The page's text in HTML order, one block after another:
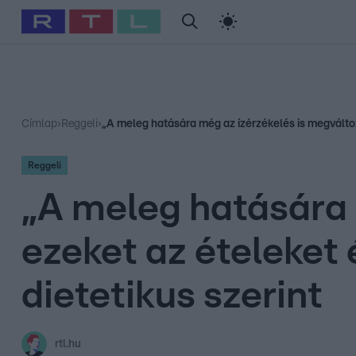
Babits Marcella Szellő István Most Wanted
Címlap› Reggeli›„A meleg hatására még az ízérzékelés is
Reggeli
„A meleg
ezeket az ételeket
dietetikus szerint
rtl.hu